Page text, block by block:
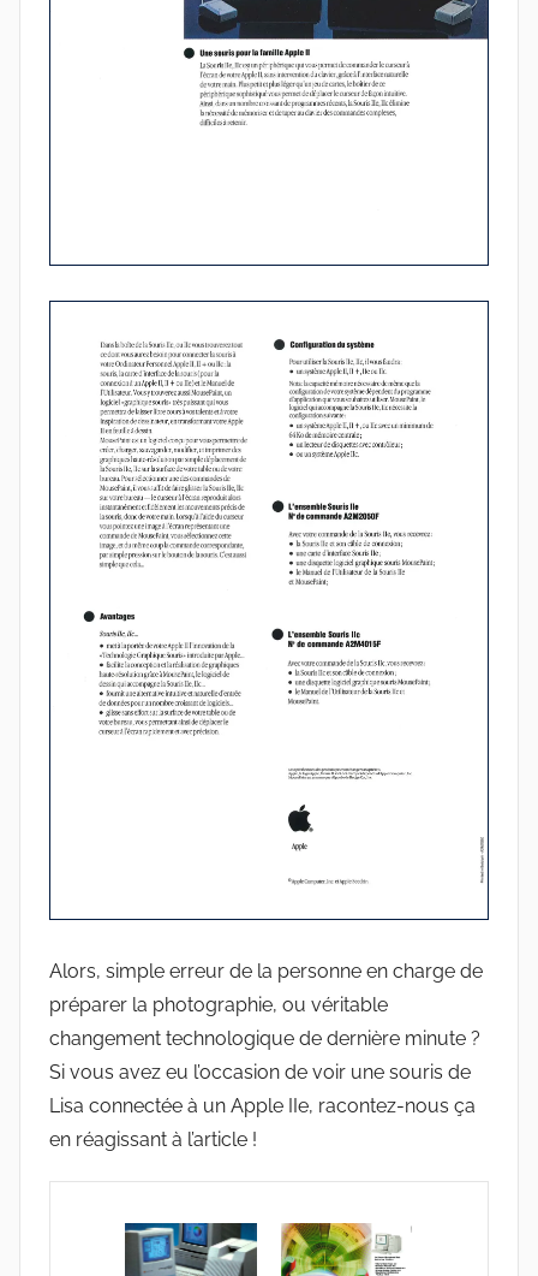
Alors, simple erreur de la personne en charge de
préparer la photographie, ou véritable
changement technologique de dernière minute ?
Si vous avez eu l’occasion de voir une souris de
Lisa connectée à un Apple IIe, racontez-nous ça
en réagissant à l’article !